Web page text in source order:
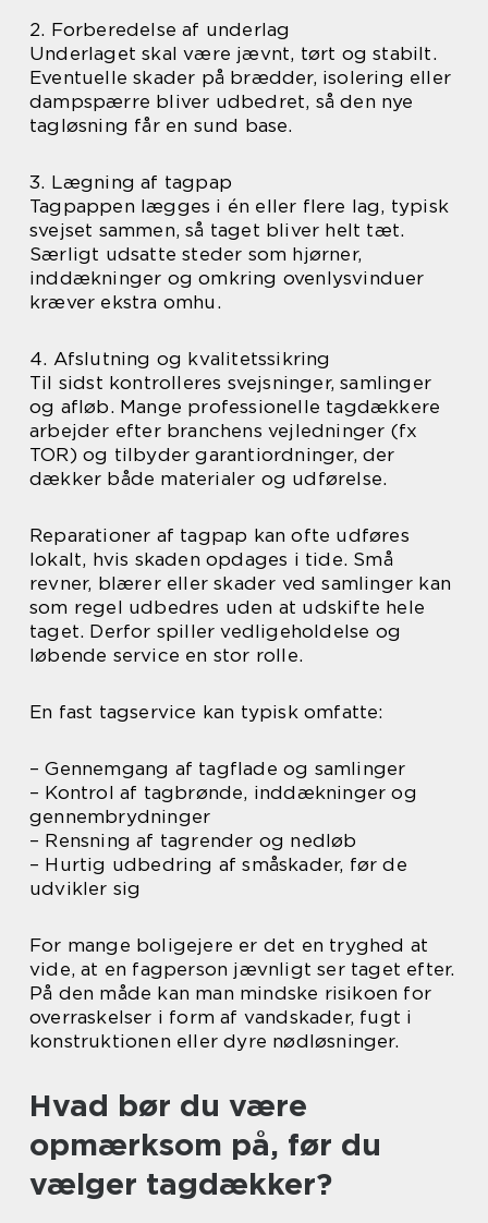
2. Forberedelse af underlag
Underlaget skal være jævnt, tørt og stabilt.
Eventuelle skader på brædder, isolering eller
dampspærre bliver udbedret, så den nye
tagløsning får en sund base.
3. Lægning af tagpap
Tagpappen lægges i én eller flere lag, typisk
svejset sammen, så taget bliver helt tæt.
Særligt udsatte steder som hjørner,
inddækninger og omkring ovenlysvinduer
kræver ekstra omhu.
4. Afslutning og kvalitetssikring
Til sidst kontrolleres svejsninger, samlinger
og afløb. Mange professionelle tagdækkere
arbejder efter branchens vejledninger (fx
TOR) og tilbyder garantiordninger, der
dækker både materialer og udførelse.
Reparationer af tagpap kan ofte udføres
lokalt, hvis skaden opdages i tide. Små
revner, blærer eller skader ved samlinger kan
som regel udbedres uden at udskifte hele
taget. Derfor spiller vedligeholdelse og
løbende service en stor rolle.
En fast tagservice kan typisk omfatte:
– Gennemgang af tagflade og samlinger
– Kontrol af tagbrønde, inddækninger og
gennembrydninger
– Rensning af tagrender og nedløb
– Hurtig udbedring af småskader, før de
udvikler sig
For mange boligejere er det en tryghed at
vide, at en fagperson jævnligt ser taget efter.
På den måde kan man mindske risikoen for
overraskelser i form af vandskader, fugt i
konstruktionen eller dyre nødløsninger.
Hvad bør du være
opmærksom på, før du
vælger tagdækker?